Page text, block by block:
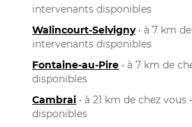
intervenants disponibles
Walincourt-Selvigny• à 7 km
intervenants disponibles
Fontaine-au-Pire • à 7 km de
disponibles
Cambrai • à 21 km de chez
disponibles